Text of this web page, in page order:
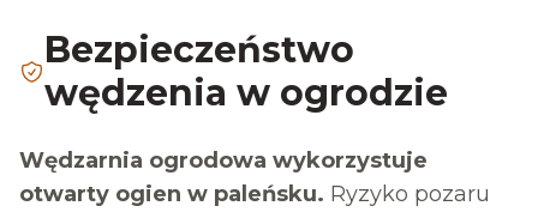
Bezpieczeństwo
wędzenia w ogrodzie
Wędzarnia ogrodowa wykorzystuje
otwarty ogien w paleńsku. Ryzyko pozaru